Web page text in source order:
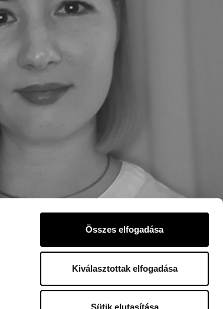
Összes elfogadása
Kiválasztottak elfogadása
Sütik elutasítása